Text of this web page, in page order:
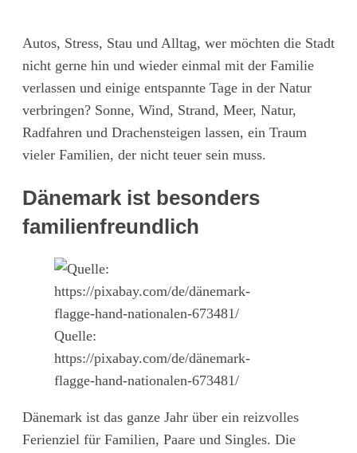
Autos, Stress, Stau und Alltag, wer möchten die Stadt
nicht gerne hin und wieder einmal mit der Familie
verlassen und einige entspannte Tage in der Natur
verbringen? Sonne, Wind, Strand, Meer, Natur,
Radfahren und Drachensteigen lassen, ein Traum
vieler Familien, der nicht teuer sein muss.
Dänemark ist besonders
familienfreundlich
Quelle:
https://pixabay.com/de/dänemark-
flagge-hand-nationalen-673481/
Dänemark ist das ganze Jahr über ein reizvolles
Ferienziel für Familien, Paare und Singles. Die